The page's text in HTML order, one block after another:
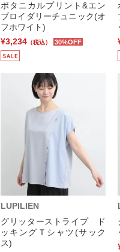
ボタニカルプリント&エン
ブロイダリーチュニック(オ
フホワイト)
¥3,234 （税込） 30%OFF
LUPILIEN
グリッターストライプ ド
ッキングＴシャツ(サック
ス)